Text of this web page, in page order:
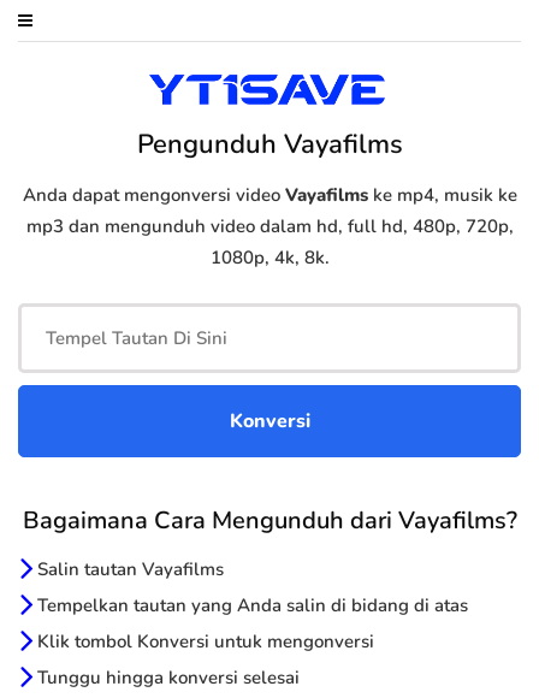
Pengunduh Vayafilms
Anda dapat mengonversi video Vayafilmske mp4, musik ke
mp3 dan mengunduh video dalam hd, full hd, 480p, 720p,
1080p, 4k, 8k.
Bagaimana Cara Mengunduh dari Vayafilms?
Salin tautan Vayafilms
Tempelkan tautan yang Anda salin di bidang di atas
Klik tombol Konversi untuk mengonversi
Tunggu hingga konversi selesai